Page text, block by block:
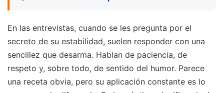
En las entrevistas, cuando se les pregunta por el
secreto de su estabilidad, suelen responder con una
sencillez que desarma. Hablan de paciencia, de
respeto y, sobre todo, de sentido del humor. Parece
una receta obvia, pero su aplicación constante es lo